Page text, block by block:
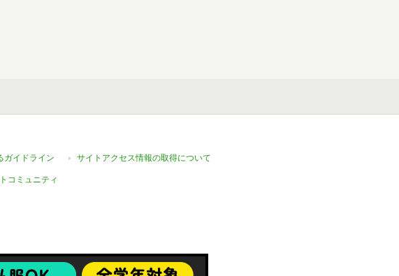
ガイドライン サイトアクセス情報の取得について
コミュニティ